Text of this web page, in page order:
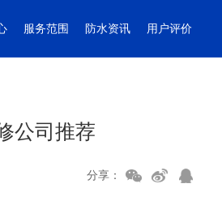
服务范围 防水资讯 用户评价
公司推荐
分享：